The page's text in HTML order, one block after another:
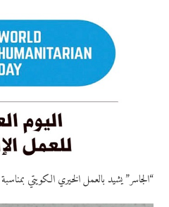
“الجاسر” يشيد بالعمل الخيري الكويتي بمناسبة